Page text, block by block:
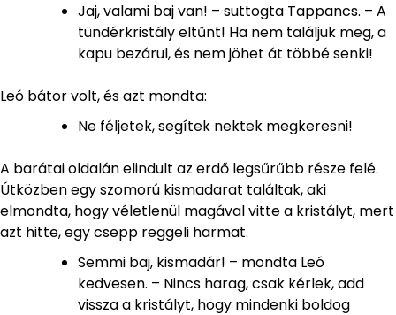
Jaj, valami baj van! – suttogta Tappancs. – A
tündérkristály eltűnt! Ha nem találjuk meg, a
kapu bezárul, és nem jöhet át többé senki!
Leó bátor volt, és azt mondta:
Ne féljetek, segítek nektek megkeresni!
A barátai oldalán elindult az erdő legsűrűbb része felé.
Útközben egy szomorú kismadarat találtak, aki
elmondta, hogy véletlenül magával vitte a kristályt, mert
azt hitte, egy csepp reggeli harmat.
Semmi baj, kismadár! – mondta Leó
kedvesen. – Nincs harag, csak kérlek, add
vissza a kristályt, hogy mindenki boldog